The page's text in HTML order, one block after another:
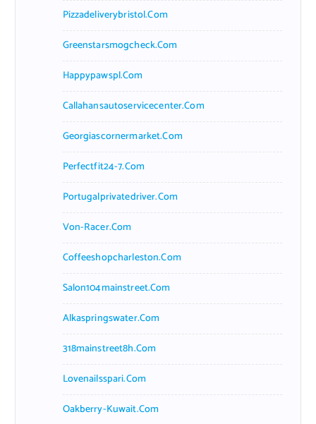
Pizzadeliverybristol.com
Greenstarsmogcheck.com
Happypawspl.com
Callahansautoservicecenter.com
Georgiascornermarket.com
Perfectfit24-7.com
Portugalprivatedriver.com
Von-Racer.com
Coffeeshopcharleston.com
Salon104mainstreet.com
Alkaspringswater.com
318mainstreet8h.com
Lovenailsspari.com
Oakberry-Kuwait.com